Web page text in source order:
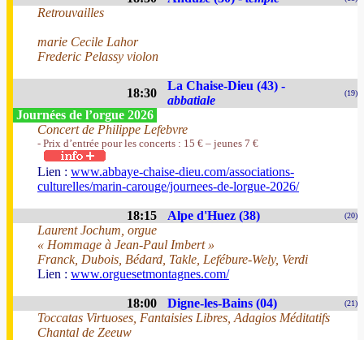
Retrouvailles
marie Cecile Lahor
Frederic Pelassy violon
18:30
La Chaise-Dieu (43) -
abbatiale
(19)
Journées de l’orgue 2026
Concert de Philippe Lefebvre
- Prix d’entrée pour les concerts : 15 € – jeunes 7 €
Lien : www.abbaye-chaise-dieu.com/associations-
culturelles/marin-carouge/journees-de-lorgue-2026/
18:15 Alpe d'Huez (38) (20)
Laurent Jochum, orgue
« Hommage à Jean-Paul Imbert »
Franck, Dubois, Bédard, Takle, Lefébure-Wely, Verdi
Lien : www.orguesetmontagnes.com/
18:00 Digne-les-Bains (04) (21)
Toccatas Virtuoses, Fantaisies Libres, Adagios Méditatifs
Chantal de Zeeuw